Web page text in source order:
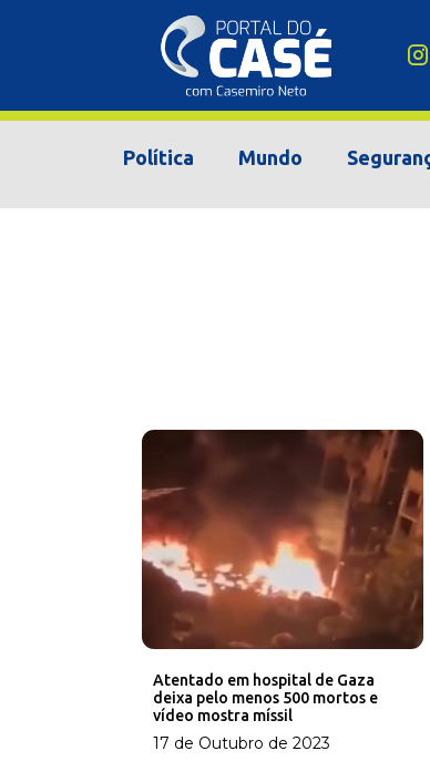
Política Mundo
Atentado em hospital de Gaza
deixa pelo menos 500 mortos e
vídeo mostra míssil
17 de Outubro de 2023